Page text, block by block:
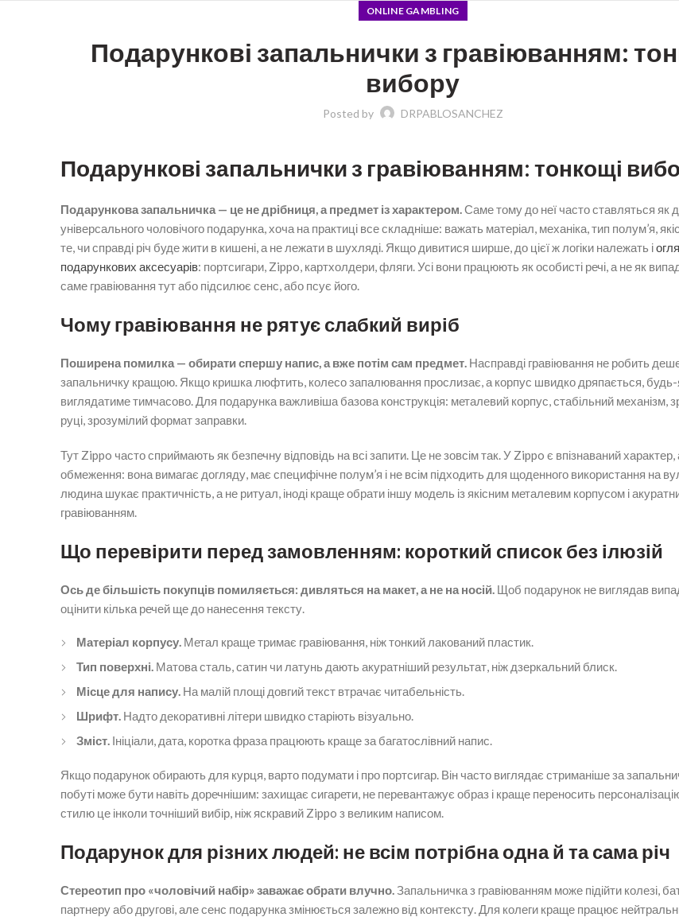
ONLINE GAMBLING
Подарункові запальнички з гравіюванням:
вибору
Posted by DRPABLOSANCHEZ
Подарункові запальнички з гравіюванням: тонкощі
Подарункова запальничка — це не дрібниця, а предмет із характером.Саме тому до неї часто ставляться як
універсального чоловічого подарунка, хоча на практиці все складніше: важать матеріал, механіка, тип полум’я,
те, чи справді річ буде жити в кишені, а не лежати в шухляді. Якщо дивитися ширше, до цієї ж логіки належать і
подарункових аксесуарів: портсигари, Zippo, картхолдери, фляги. Усі вони працюють як особисті речі, а не як
саме гравіювання тут або підсилює сенс, або псує його.
Чому гравіювання не рятує слабкий виріб
Поширена помилка — обирати спершу напис, а вже потім сам предмет. Насправді гравіювання не робить
запальничку кращою. Якщо кришка люфтить, колесо запалювання прослизає, а корпус швидко дряпається, будь-
виглядатиме тимчасово. Для подарунка важливіша базова конструкція: металевий корпус, стабільний механізм,
руці, зрозумілий формат заправки.
Тут Zippo часто сприймають як безпечну відповідь на всі запити. Це не зовсім так. У Zippo є впізнаваний характер,
обмеження: вона вимагає догляду, має специфічне полум’я і не всім підходить для щоденного використання на
людина шукає практичність, а не ритуал, іноді краще обрати іншу модель із якісним металевим корпусом і
гравіюванням.
Що перевірити перед замовленням: короткий список без ілюзій
Ось де більшість покупців помиляється: дивляться на макет, а не на носій. Щоб подарунок не виглядав
оцінити кілька речей ще до нанесення тексту.
Матеріал корпусу. Метал краще тримає гравіювання, ніж тонкий лакований пластик.
Тип поверхні. Матова сталь, сатин чи латунь дають акуратніший результат, ніж дзеркальний блиск.
Місце для напису. На малій площі довгий текст втрачає читабельність.
Шрифт. Надто декоративні літери швидко старіють візуально.
Зміст. Ініціали, дата, коротка фраза працюють краще за багатослівний напис.
Якщо подарунок обирають для курця, варто подумати і про портсигар. Він часто виглядає стриманіше за
побуті може бути навіть доречнішим: захищає сигарети, не перевантажує образ і краще переносить
стилю це інколи точніший вибір, ніж яскравий Zippo з великим написом.
Подарунок для різних людей: не всім потрібна одна й та сама річ
Стереотип про «чоловічий набір» заважає обрати влучно.Запальничка з гравіюванням може підійти колезі,
партнеру або другові, але сенс подарунка змінюється залежно від контексту. Для колеги краще працює